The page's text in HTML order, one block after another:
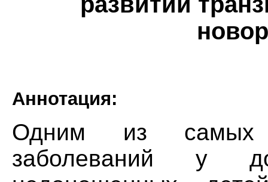
Аннотация:
Одним из самых
заболеваний у